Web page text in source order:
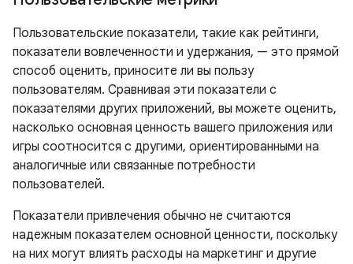
Пользовательские показатели, такие как рейтинги,
показатели вовлеченности и удержания, — это прямой
способ оценить, приносите ли вы пользу
пользователям. Сравнивая эти показатели с
показателями других приложений, вы можете оценить,
насколько основная ценность вашего приложения или
игры соотносится с другими, ориентированными на
аналогичные или связанные потребности
пользователей.
Показатели привлечения обычно не считаются
надежным показателем основной ценности, поскольку
на них могут влиять расходы на маркетинг и другие